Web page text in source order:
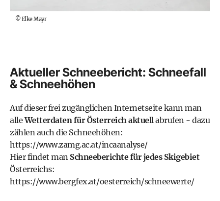
©Elke Mayr
Aktueller Schneebericht: Schneefall
& Schneehöhen
Auf dieser frei zugänglichen Internetseite kann man
alleWetterdaten für Österreich aktuellabrufen - dazu
zählen auch die Schneehöhen:
https://www.zamg.ac.at/incaanalyse/
Hier findet man Schneeberichte für jedes Skigebiet
Österreichs:
https://www.bergfex.at/oesterreich/schneewerte/